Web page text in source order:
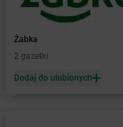
Żabka Białka
Białka Tatrzańska
Żabka
Żabka Białogard
Żabka Białogóra
Żabka
2 gazetki
Dodaj do ulubionych